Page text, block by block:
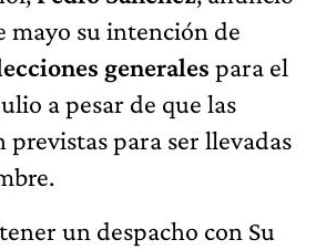
mayo su intención de
generales para el
a pesar de que las
previstas para ser llevadas
un despacho con Su